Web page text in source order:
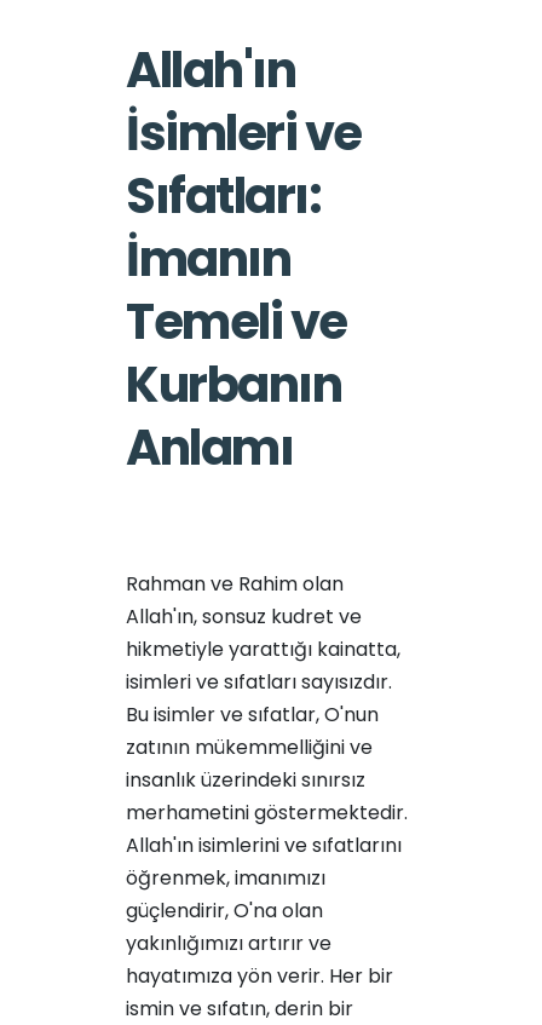
Allah'ın
İsimleri ve
Sıfatları:
İmanın
Temeli ve
Kurbanın
Anlamı
Rahman ve Rahim olan
Allah'ın, sonsuz kudret ve
hikmetiyle yarattığı kainatta,
isimleri ve sıfatları sayısızdır.
Bu isimler ve sıfatlar, O'nun
zatının mükemmelliğini ve
insanlık üzerindeki sınırsız
merhametini göstermektedir.
Allah'ın isimlerini ve sıfatlarını
öğrenmek, imanımızı
güçlendirir, O'na olan
yakınlığımızı artırır ve
hayatımıza yön verir. Her bir
ismin ve sıfatın, derin bir